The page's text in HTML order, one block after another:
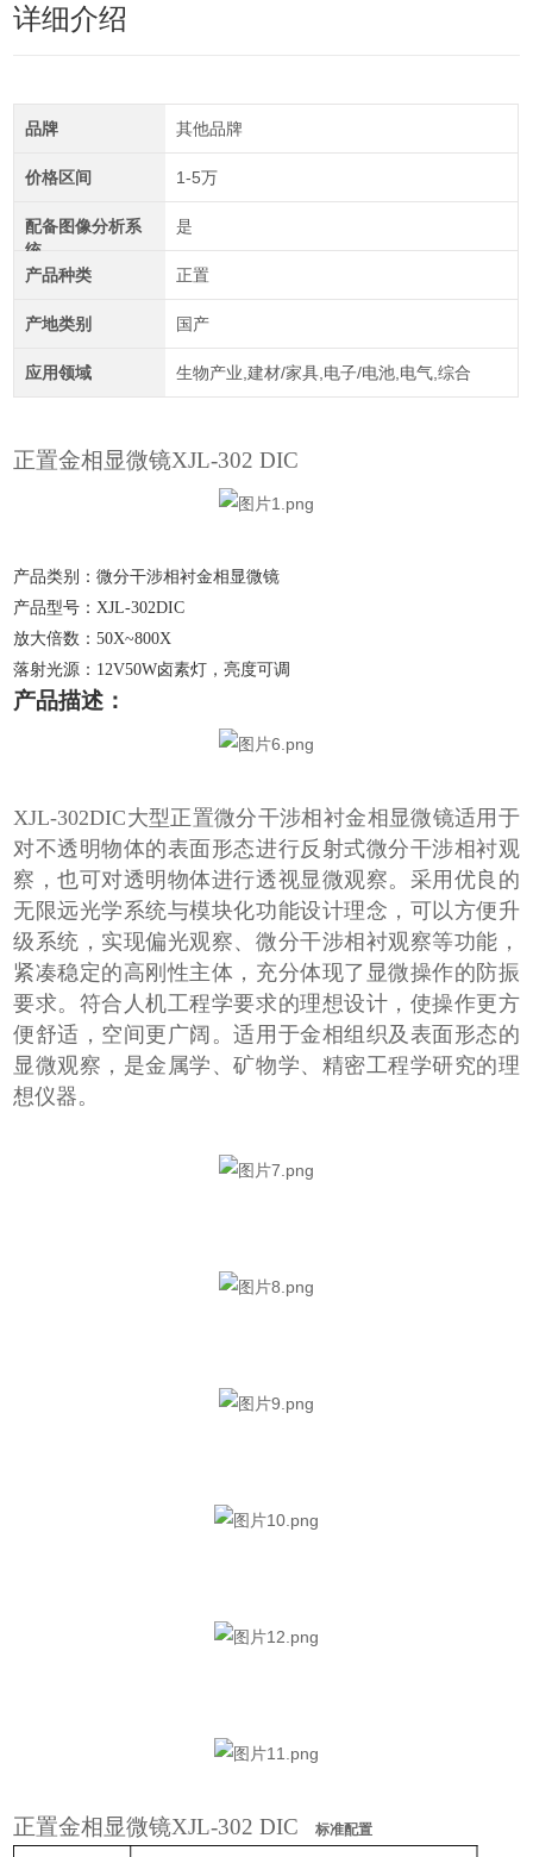
详细介绍
品牌 其他品牌
价格区间 1-5万
配备图像分析系
统
是
产品种类 正置
产地类别 国产
应用领域 生物产业,建材/家具,电子/电池,电气,综合
正置金相显微镜XJL-302 DIC
产品类别：微分干涉相衬金相显微镜
产品型号：XJL-302DIC
放大倍数：50X~800X
落射光源： 12V50W卤素灯，亮度可调
产品描述：
XJL-302DIC大型正置微分干涉相衬金相显微镜适用于
对不透明物体的表面形态进行反射式微分干涉相衬观
察，也可对透明物体进行透视显微观察。采用优良的
无限远光学系统与模块化功能设计理念，可以方便升
级系统，实现偏光观察、微分干涉相衬观察等功能，
紧凑稳定的高刚性主体，充分体现了显微操作的防振
要求。符合人机工程学要求的理想设计，使操作更方
便舒适，空间更广阔。适用于金相组织及表面形态的
显微观察，是金属学、矿物学、精密工程学研究的理
想仪器。
正置金相显微镜XJL-302 DIC 标准配置